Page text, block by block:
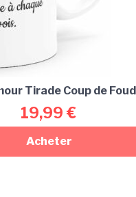
Tirade Coup de
19,99 €
Acheter